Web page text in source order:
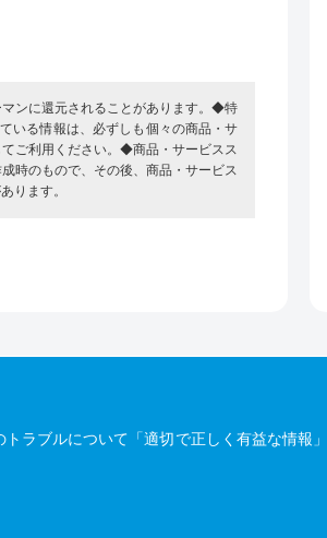
ンに還元されることがあります。◆特
いる情報は、必ずしも個々の商品・サ
ご利用ください。◆商品・サービスス
時のもので、その後、商品・サービス
ります。
ラブルについて「適切で正しく有益な情報